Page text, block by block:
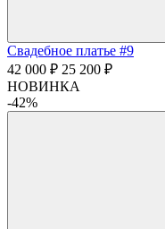
Свадебное платье #9
42 000 ₽ 25 200 ₽
НОВИНКА
-42%